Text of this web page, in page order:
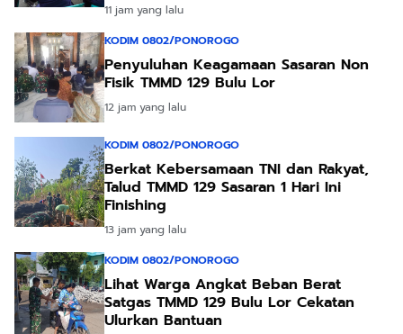
11 jam yang lalu
KODIM 0802/PONOROGO
Penyuluhan Keagamaan Sasaran Non
Fisik TMMD 129 Bulu Lor
12 jam yang lalu
KODIM 0802/PONOROGO
Berkat Kebersamaan TNI dan Rakyat,
Talud TMMD 129 Sasaran 1 Hari Ini
Finishing
13 jam yang lalu
KODIM 0802/PONOROGO
Lihat Warga Angkat Beban Berat
Satgas TMMD 129 Bulu Lor Cekatan
Ulurkan Bantuan